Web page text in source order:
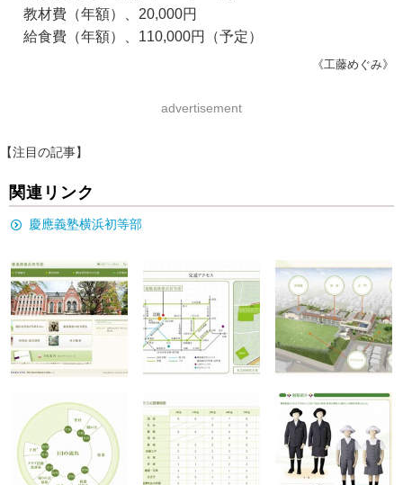
教材費（年額）、20,000円
給食費（年額）、110,000円（予定）
《工藤めぐみ》
advertisement
【注目の記事】
関連リンク
慶應義塾横浜初等部